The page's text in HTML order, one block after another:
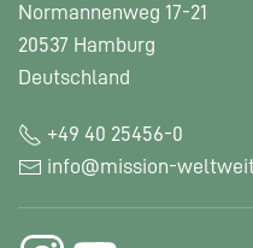
Normannenweg 17-21
20537 Hamburg
Deutschland
+49 40 25456-0
info@mission-